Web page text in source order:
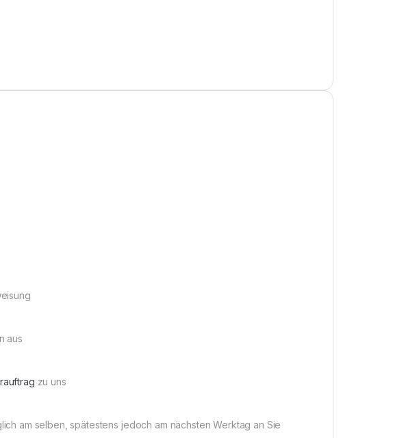
aus
zu uns
am selben, spätestens jedoch am nächsten Werktag an Sie